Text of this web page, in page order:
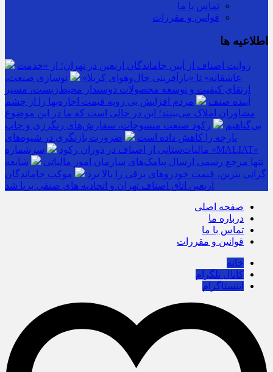
تماس با ما
قوانین و مقررات
اطلاعیه ها
روایت اصناف از آیین جاماندگان اربعین در تهران؛ از «خدمت
عاشقانه» تا «بازآفرینی حال‌وهوای کربلا»
نوسازی صنعت،
ارتقای کیفیت و توسعه محصولات دوستدار محیط‌زیست، مسیر
آینده صنف
مردم افزایش بی رویه قیمت اجاره‌بها را از چشم
مشاوران املاک می‌بینند؛ این در حالی است که ما در این موضوع
بی‌گناهیم
رکود صنعت منسوجات، سفارش‌های رنگرزی و چاپ
پارچه را کاهش داده است
ضرورت بازنگری در شیوه‌های
مالیات‌ستانی از اصناف در دوران رکود
سرشماره «MALIAT»
تنها مرجع رسمی ارسال پیامک‌های سازمان امور مالیاتی
شایعه
گرانی بنزین، قیمت خودروهای برقی را بالا برد
موکب جاماندگان
اربعین اتاق اصناف تهران و اتحادیه های صنفی برپا شد
صفحه اصلی
درباره ما
تماس با ما
قوانین و مقررات
خانه
کانال تلگرام
اینستاگرام